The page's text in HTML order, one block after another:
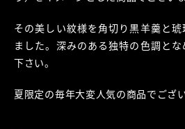
その美しい紋様を角切り黒羊羹と
ました。深みのある独特の色調と
下さい。
夏限定の毎年大変人気の商品でござい